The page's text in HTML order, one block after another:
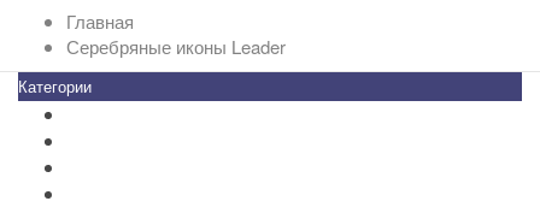
Главная
Серебряные иконы Leader
Категории